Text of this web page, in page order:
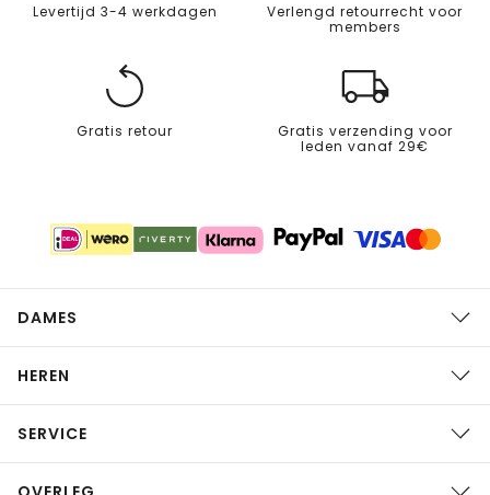
Levertijd 3-4 werkdagen
Verlengd retourrecht voor
members
Gratis retour
Gratis verzending voor
leden vanaf 29€
DAMES
HEREN
SERVICE